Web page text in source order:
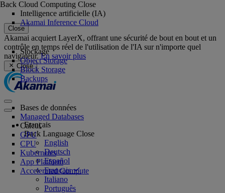
Close
Akamai acquiert LayerX, offrant une sécurité de bout en bout et un
contrôle en temps réel de l'utilisation de l'IA sur n'importe quel
navigateur.En savoir plus
Close
Français
Back Language Close
English
Deutsch
Español
Français
Italiano
Português
Back Cloud Computing Close
Intelligence artificielle (IA)
Akamai Inference Cloud
Stockage
Object Storage
Block Storage
Backups
Bases de données
Managed Databases
Calcul
GPU
CPU
Kubernetes
App Platform
Accelerated Compute